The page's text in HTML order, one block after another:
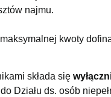
najmu.
kwoty
składa się
Działu ds. osób